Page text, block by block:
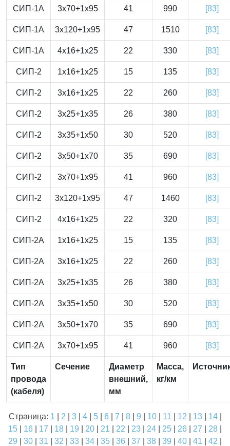
СИП-1А 3x70+1x95 41 990 [83]
СИП-1А 3x120+1x95 47 1510 [83]
СИП-1А 4x16+1x25 22 330 [83]
СИП-2 1x16+1x25 15 135 [83]
СИП-2 3x16+1x25 22 260 [83]
СИП-2 3x25+1x35 26 380 [83]
СИП-2 3x35+1x50 30 520 [83]
СИП-2 3x50+1x70 35 690 [83]
СИП-2 3x70+1x95 41 960 [83]
СИП-2 3x120+1x95 47 1460 [83]
СИП-2 4x16+1x25 22 320 [83]
СИП-2А 1x16+1x25 15 135 [83]
СИП-2А 3x16+1x25 22 260 [83]
СИП-2А 3x25+1x35 26 380 [83]
СИП-2А 3x35+1x50 30 520 [83]
СИП-2А 3x50+1x70 35 690 [83]
СИП-2А 3x70+1x95 41 960 [83]
Тип
провода
(кабеля)
Сечение
Диаметр
внешний,
мм
Масса,
кг/км
Страница: 1 2 3| 4| 5| 6 7 8| 9 10| 11 12 13| 14|
15
16 17 18 19 20 21 22 23 24 25 26 27 28
29
30 31 32 33 34 35 36 37 38 39 40 41 42